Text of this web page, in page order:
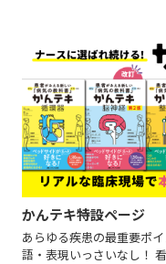
かんテキ特設ページ
あらゆる疾患の最重要ポ
語・表現いっさいなし！